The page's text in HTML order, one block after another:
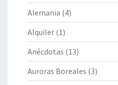
Alemania (4)
Alquiler (1)
Anécdotas (13)
Auroras Boreales (3)